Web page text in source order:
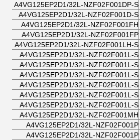
A4VG125EP2D1/32L-NZF02F001DP-S
A4VG125EP2D1/32L-NZF02F001D-S
A4VG125EP2D1/32L-NZF02F001FH
A4VG125EP2D1/32L-NZF02F001FP
A4VG125EP2D1/32L-NZF02F001LH-S
A4VG125EP2D1/32L-NZF02F001L-S
A4VG125EP2D1/32L-NZF02F001L-S
A4VG125EP2D1/32L-NZF02F001L-S
A4VG125EP2D1/32L-NZF02F001L-S
A4VG125EP2D1/32L-NZF02F001L-S
A4VG125EP2D1/32L-NZF02F001L-S
A4VG125EP2D1/32L-NZF02F001MH
A4VG125EP2D1/32L-NZF02F001P
A4VG125EP2D1/32L-NZF02F001P